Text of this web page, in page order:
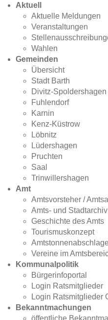
Aktuell
Aktuelle Meldungen
Veranstaltungen
Wahlen
Gemeinden
Übersicht
Stadt Barth
Divitz-Spoldershagen
Fuhlendorf
Karnin
Kenz-Küstrow
Löbnitz
Lüdershagen
Pruchten
Saal
Trinwillershagen
Amt
Amtsvorsteher /
Amts- und
Geschichte des Amts
Tourismuskonzept
Vereine im
Kommunalpolitik
Bürgerinfoportal
Login Ratsmitglieder
Login Ratsmitglieder
Bekanntmachungen
öffentliche